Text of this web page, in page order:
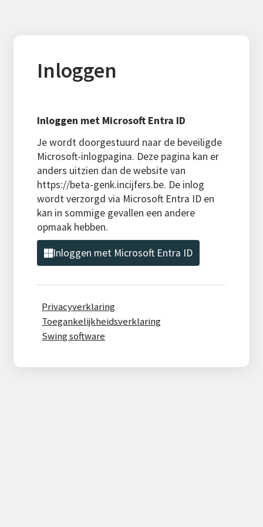
Inloggen
Inloggen met Microsoft Entra ID
Je wordt doorgestuurd naar de beveiligde
Microsoft-inlogpagina. Deze pagina kan er
anders uitzien dan de website van
https://beta-genk.incijfers.be. De inlog
wordt verzorgd via Microsoft Entra ID en
kan in sommige gevallen een andere
opmaak hebben.
Inloggen met Microsoft Entra ID
Privacyverklaring
Toegankelijkheidsverklaring
Swing software